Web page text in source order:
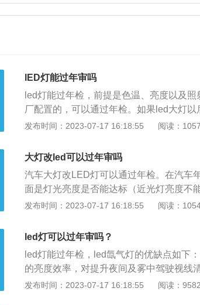
lED灯能过年审吗
led灯能过年检，前提是色温、亮度以及
厂配置的，可以通过年检。如果led大灯
围，也能通过年检。led大灯由发光二极管
大灯具有防冲压、抗冲击、耐用、可靠性
为汽车照明的主流。led大灯不仅可以用
灯、液晶背光和照明上，应用非常广泛。
齐，选择时要注意。led大灯改装注意事
辆改装的，需要安装解码器才能正常工作
泡。3.改装led大灯时要注意原车接口的位
发布时间：2023-07-17 16:18:55 阅读：1057
大灯改led可以过年审吗
汽车大灯改LED灯可以通过年检。在汽车
面是灯光亮度是否能达标（近光灯亮度不
流明），另一方面是角度是否合格，只要
汽车的卤素灯是否装有透镜。更换汽车大
灯相比，LED大灯更节能，使用寿命更长
LED大灯无需更换，使用寿命更长。
发布时间：2023-07-17 16:18:55 阅读：
led灯可以过年审吗？
led灯能过年检，led氙气灯的优缺点如下
的亮度效率，对提升夜间及雾中驾驶视线
通量是卤素灯的2倍以上，同时电能转化
发布时间：2023-07-17 16:18:55 阅读：9582